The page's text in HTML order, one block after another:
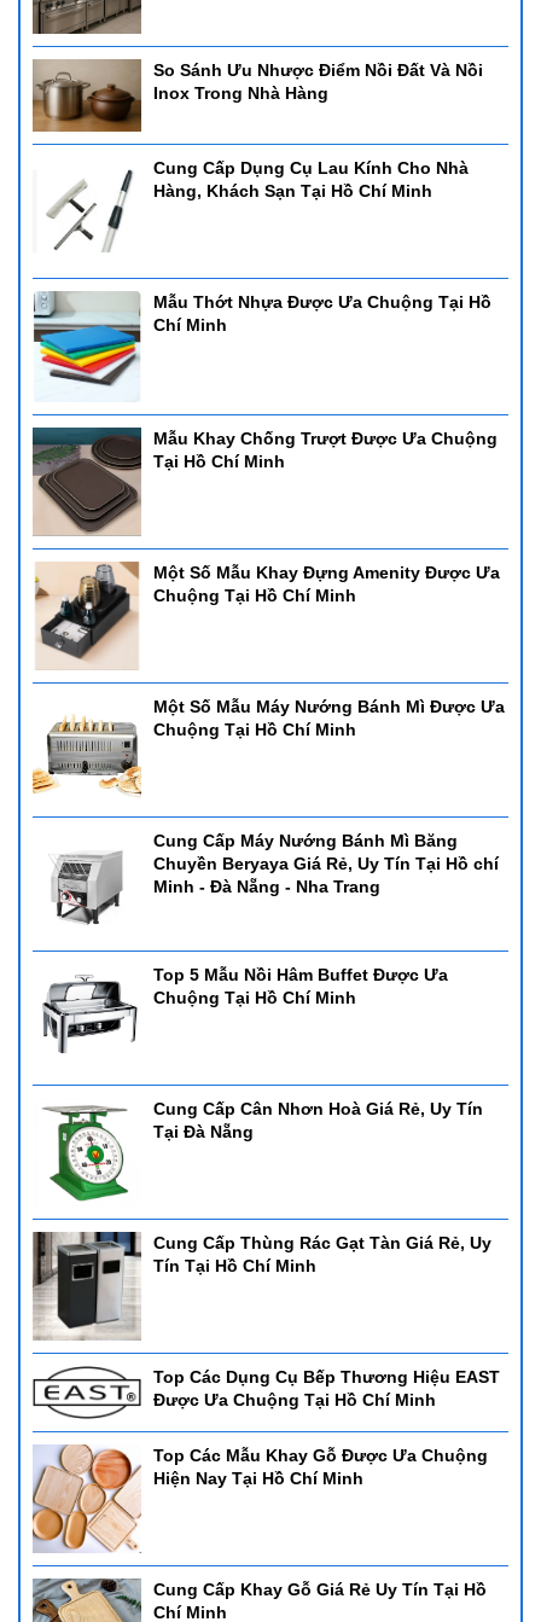
So Sánh Ưu Nhược Điểm Nồi Đất Và Nồi
Inox Trong Nhà Hàng
Cung Cấp Dụng Cụ Lau Kính Cho Nhà
Hàng, Khách Sạn Tại Hồ Chí Minh
Mẫu Thớt Nhựa Được Ưa Chuộng Tại Hồ
Chí Minh
Mẫu Khay Chống Trượt Được Ưa Chuộng
Tại Hồ Chí Minh
Một Số Mẫu Khay Đựng Amenity Được Ưa
Chuộng Tại Hồ Chí Minh
Một Số Mẫu Máy Nướng Bánh Mì Được Ưa
Chuộng Tại Hồ Chí Minh
Cung Cấp Máy Nướng Bánh Mì Băng
Chuyền Beryaya Giá Rẻ, Uy Tín Tại Hồ chí
Minh - Đà Nẵng - Nha Trang
Top 5 Mẫu Nồi Hâm Buffet Được Ưa
Chuộng Tại Hồ Chí Minh
Cung Cấp Cân Nhơn Hoà Giá Rẻ, Uy Tín
Tại Đà Nẵng
Cung Cấp Thùng Rác Gạt Tàn Giá Rẻ, Uy
Tín Tại Hồ Chí Minh
Top Các Dụng Cụ Bếp Thương Hiệu EAST
Được Ưa Chuộng Tại Hồ Chí Minh
Top Các Mẫu Khay Gỗ Được Ưa Chuộng
Hiện Nay Tại Hồ Chí Minh
Cung Cấp Khay Gỗ Giá Rẻ Uy Tín Tại Hồ
Chí Minh